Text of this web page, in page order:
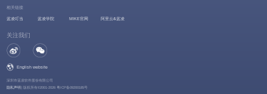
相关链接
蓝凌叮当 蓝凌学院 MIKE官网 阿里云&蓝凌
关注我们
English website
深圳市蓝凌软件股份有限公司
隐私声明 | 版权所有©2001-2026 粤ICP备09200185号